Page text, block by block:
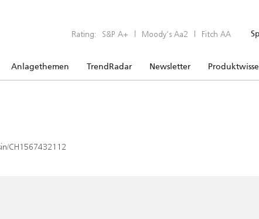
Rating: S&P A+ | Moody’s Aa2 | Fitch AA
Anlagethemen TrendRadar Newsletter
CH1567432112